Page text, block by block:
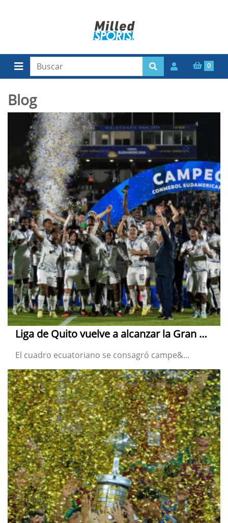
0
Blog
Liga de Quito vuelve a alcanzar la Gran Conquista
El cuadro ecuatoriano se consagró campe&...